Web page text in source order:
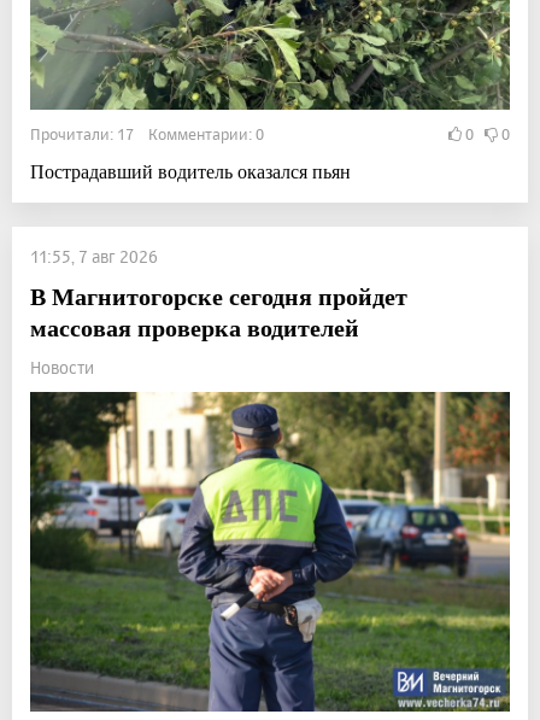
Прочитали: 17 Комментарии: 0 0 0
Пострадавший водитель оказался пьян
11:55, 7 авг 2026
В Магнитогорске сегодня пройдет
массовая проверка водителей
Новости